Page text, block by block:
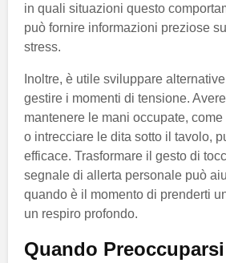
in quali situazioni questo
può fornire informazioni preziose
stress.
Inoltre, è utile sviluppare
gestire i momenti di tensione.
mantenere le mani occupate,
o intrecciare le dita sotto il tavolo,
efficace. Trasformare il gesto di
segnale di allerta personale può
quando è il momento di prenderti
un respiro profondo.
Quando